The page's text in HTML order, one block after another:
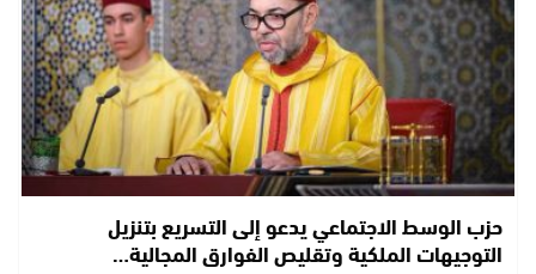
حزب الوسط الاجتماعي يدعو إلى التسريع بتنزيل
التوجيهات الملكية وتقليص الفوارق المجالية…